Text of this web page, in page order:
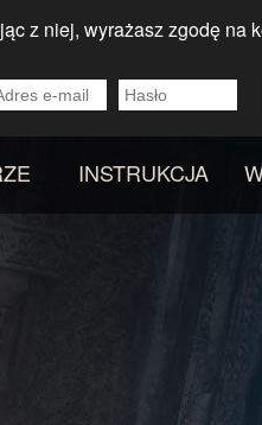
z niej, wyrażasz zgodę na
INSTRUKCJA